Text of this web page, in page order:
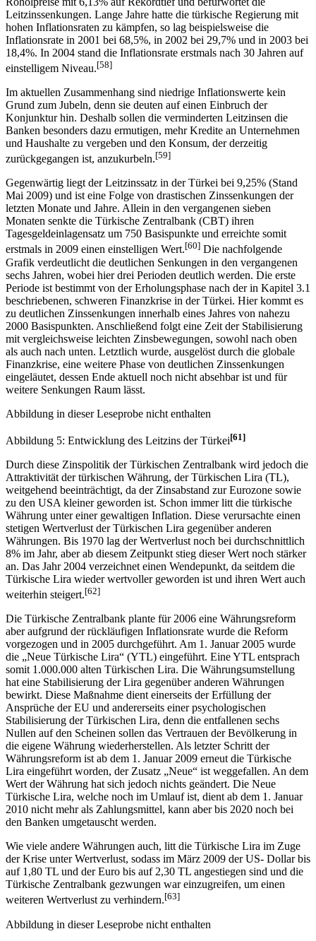
Leitzinssenkungen. Lange Jahre hatte die türkische Regierung mit
hohen Inflationsraten zu kämpfen, so lag beispielsweise die
Inflationsrate in 2001 bei 68,5%, in 2002 bei 29,7% und in 2003 bei
18,4%. In 2004 stand die Inflationsrate erstmals nach 30 Jahren auf
einstelligem Niveau.[58]
Im aktuellen Zusammenhang sind niedrige Inflationswerte kein
Grund zum Jubeln, denn sie deuten auf einen Einbruch der
Konjunktur hin. Deshalb sollen die verminderten Leitzinsen die
Banken besonders dazu ermutigen, mehr Kredite an Unternehmen
und Haushalte zu vergeben und den Konsum, der derzeitig
zurückgegangen ist, anzukurbeln.[59]
Gegenwärtig liegt der Leitzinssatz in der Türkei bei 9,25% (Stand
Mai 2009) und ist eine Folge von drastischen Zinssenkungen der
letzten Monate und Jahre. Allein in den vergangenen sieben
Monaten senkte die Türkische Zentralbank (CBT) ihren
Tagesgeldeinlagensatz um 750 Basispunkte und erreichte somit
erstmals in 2009 einen einstelligen Wert.[60] Die nachfolgende
Grafik verdeutlicht die deutlichen Senkungen in den vergangenen
sechs Jahren, wobei hier drei Perioden deutlich werden. Die erste
Periode ist bestimmt von der Erholungsphase nach der in Kapitel 3.1
beschriebenen, schweren Finanzkrise in der Türkei. Hier kommt es
zu deutlichen Zinssenkungen innerhalb eines Jahres von nahezu
2000 Basispunkten. Anschließend folgt eine Zeit der Stabilisierung
mit vergleichsweise leichten Zinsbewegungen, sowohl nach oben
als auch nach unten. Letztlich wurde, ausgelöst durch die globale
Finanzkrise, eine weitere Phase von deutlichen Zinssenkungen
eingeläutet, dessen Ende aktuell noch nicht absehbar ist und für
weitere Senkungen Raum lässt.
Abbildung in dieser Leseprobe nicht enthalten
Abbildung 5: Entwicklung des Leitzins der Türkei[61]
Durch diese Zinspolitik der Türkischen Zentralbank wird jedoch die
Attraktivität der türkischen Währung, der Türkischen Lira (TL),
weitgehend beeinträchtigt, da der Zinsabstand zur Eurozone sowie
zu den USA kleiner geworden ist. Schon immer litt die türkische
Währung unter einer gewaltigen Inflation. Diese verursachte einen
stetigen Wertverlust der Türkischen Lira gegenüber anderen
Währungen. Bis 1970 lag der Wertverlust noch bei durchschnittlich
8% im Jahr, aber ab diesem Zeitpunkt stieg dieser Wert noch stärker
an. Das Jahr 2004 verzeichnet einen Wendepunkt, da seitdem die
Türkische Lira wieder wertvoller geworden ist und ihren Wert auch
weiterhin steigert.[62]
Die Türkische Zentralbank plante für 2006 eine Währungsreform
aber aufgrund der rückläufigen Inflationsrate wurde die Reform
vorgezogen und in 2005 durchgeführt. Am 1. Januar 2005 wurde
die „Neue Türkische Lira“ (YTL) eingeführt. Eine YTL entsprach
somit 1.000.000 alten Türkischen Lira. Die Währungsumstellung
hat eine Stabilisierung der Lira gegenüber anderen Währungen
bewirkt. Diese Maßnahme dient einerseits der Erfüllung der
Ansprüche der EU und andererseits einer psychologischen
Stabilisierung der Türkischen Lira, denn die entfallenen sechs
Nullen auf den Scheinen sollen das Vertrauen der Bevölkerung in
die eigene Währung wiederherstellen. Als letzter Schritt der
Währungsreform ist ab dem 1. Januar 2009 erneut die Türkische
Lira eingeführt worden, der Zusatz „Neue“ ist weggefallen. An dem
Wert der Währung hat sich jedoch nichts geändert. Die Neue
Türkische Lira, welche noch im Umlauf ist, dient ab dem 1. Januar
2010 nicht mehr als Zahlungsmittel, kann aber bis 2020 noch bei
den Banken umgetauscht werden.
Wie viele andere Währungen auch, litt die Türkische Lira im Zuge
der Krise unter Wertverlust, sodass im März 2009 der US- Dollar bis
auf 1,80 TL und der Euro bis auf 2,30 TL angestiegen sind und die
Türkische Zentralbank gezwungen war einzugreifen, um einen
weiteren Wertverlust zu verhindern.[63]
Abbildung in dieser Leseprobe nicht enthalten